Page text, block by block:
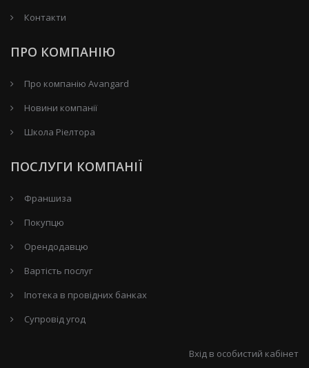
Контакти
ПРО КОМПАНІЮ
Про компанію Avangard
Новини компанії
Школа Ріелтора
ПОСЛУГИ КОМПАНІЇ
Франшиза
Покупцю
Орендодавцю
Вартість послуг
Іпотека в провідних банках
Супровід угод
Вхід в особистий кабінет